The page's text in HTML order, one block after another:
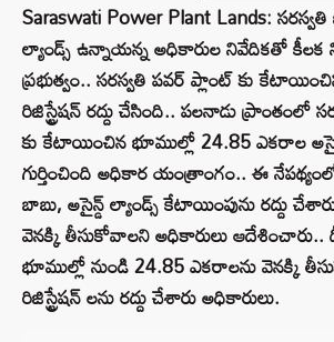
Saraswati Power Plant Lands:
ల్యాండ్స్ ఉన్నాయన్న అధికారుల నివేదికతో కీలక
ప్రభుత్వం.. సరస్వతి పవర్ ప్లాంట్ కు
రిజిస్ట్రేషన్ రద్దు చేసింది.. పలనాడు ప్రాంతంలో
కు కేటాయించిన భూముల్లో 24.85 ఎకరాల
గుర్తించింది అధికార యంత్రాంగం.. ఈ
బాబు, అసైన్డ్ ల్యాండ్స్ కేటాయింపును రద్దు
వెనక్కి తీసుకోవాలని అధికారులు ఆదేశించారు..
భూముల్లో నుండి 24.85 ఎకరాలను వెనక్కి
రిజిస్ట్రేషన్ లను రద్దు చేశారు అధికారులు.